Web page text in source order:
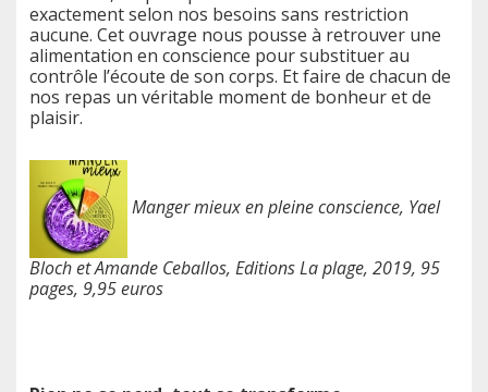
exactement selon nos besoins sans restriction
aucune. Cet ouvrage nous pousse à retrouver une
alimentation en conscience pour substituer au
contrôle l’écoute de son corps. Et faire de chacun de
nos repas un véritable moment de bonheur et de
plaisir.
Manger mieux en pleine conscience, Yael
Bloch et Amande Ceballos, Editions La plage, 2019, 95
pages, 9,95 euros